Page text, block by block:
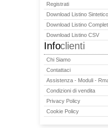
Registrati
Download Listino Sintetico
Download Listino
Download Listino CSV
Infoclienti
Chi Siamo
Contattaci
Assistenza - Moduli -
Condizioni di vendita
Privacy Policy
Cookie Policy